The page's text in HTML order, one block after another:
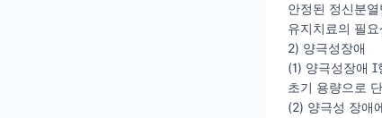
안정된 정신분
유지치료의 필
2) 양극성장애
(1) 양극성장애 I
초기 용량으로
(2) 양극성 장애